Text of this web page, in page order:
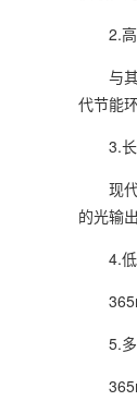
2.高
与其
代节能
3.长
现代
的光输出
4.低
5.多